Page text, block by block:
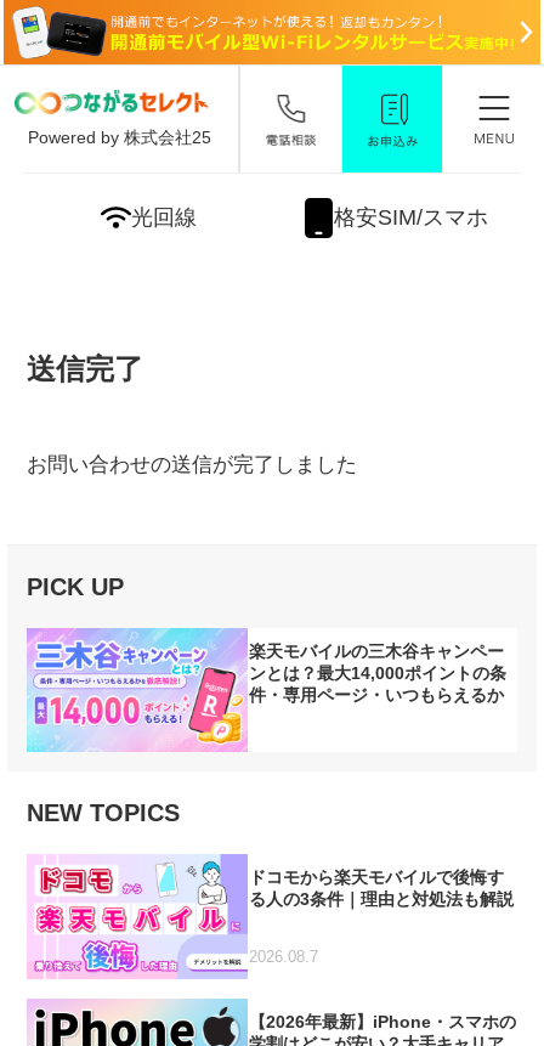
Powered by 株式会社25
光回線 格安SIM/スマホ
送信完了
お問い合わせの送信が完了しました
PICK UP
楽天モバイルの三木谷キャンペー
ンとは？最大14,000ポイントの条
件・専用ページ・いつもらえるか
NEW TOPICS
ドコモから楽天モバイルで後悔す
る人の3条件｜理由と対処法も解説
2026.08.7
【2026年最新】iPhone・スマホの